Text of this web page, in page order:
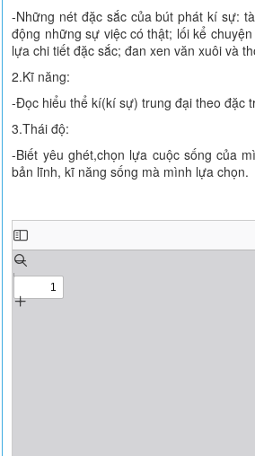
-Những nét đặc sắc của bút phát kí sự:
động những sự việc có thật; lối kể
lựa chi tiết đặc sắc; đan xen văn xuôi và
2.Kĩ năng:
-Đọc hiểu thể kí(kí sự) trung đại theo đặc
3.Thái độ:
-Biết yêu ghét,chọn lựa cuộc sống của
bản lĩnh, kĩ năng sống mà mình lựa chọn.